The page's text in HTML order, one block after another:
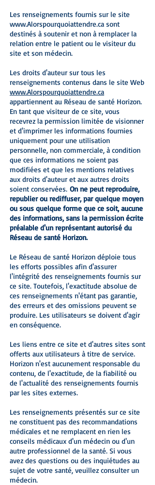
Les renseignements fournis sur le site
www.Alorspourquoiattendre.ca sont
destinés à soutenir et non à remplacer la
relation entre le patient ou le visiteur du
site et son médecin.
Les droits d'auteur sur tous les
renseignements contenus dans le site Web
www.Alorspourquoiattendre.ca
appartiennent au Réseau de santé Horizon.
En tant que visiteur de ce site, vous
recevrez la permission limitée de visionner
et d'imprimer les informations fournies
uniquement pour une utilisation
personnelle, non commerciale, à condition
que ces informations ne soient pas
modifiées et que les mentions relatives
aux droits d'auteur et aux autres droits
soient conservées. On ne peut reproduire,
republier ou rediffuser, par quelque moyen
ou sous quelque forme que ce soit, aucune
des informations, sans la permission écrite
préalable d'un représentant autorisé du
Réseau de santé Horizon.
Le Réseau de santé Horizon déploie tous
les efforts possibles afin d'assurer
l'intégrité des renseignements fournis sur
ce site. Toutefois, l'exactitude absolue de
ces renseignements n'étant pas garantie,
des erreurs et des omissions peuvent se
produire. Les utilisateurs se doivent d'agir
en conséquence.
Les liens entre ce site et d'autres sites sont
offerts aux utilisateurs à titre de service.
Horizon n'est aucunement responsable du
contenu, de l'exactitude, de la fiabilité ou
de l'actualité des renseignements fournis
par les sites externes.
Les renseignements présentés sur ce site
ne constituent pas des recommandations
médicales et ne remplacent en rien les
conseils médicaux d'un médecin ou d'un
autre professionnel de la santé. Si vous
avez des questions ou des inquiétudes au
sujet de votre santé, veuillez consulter un
médecin.